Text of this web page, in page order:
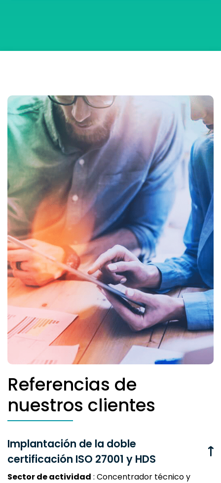
Referencias de
nuestros clientes
Implantación de la doble
certificación ISO 27001 y HDS
Sector de actividad : Concentrador técnico y